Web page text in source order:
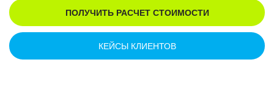
ПОЛУЧИТЬ РАСЧЕТ СТОИМОСТИ
КЕЙСЫ КЛИЕНТОВ